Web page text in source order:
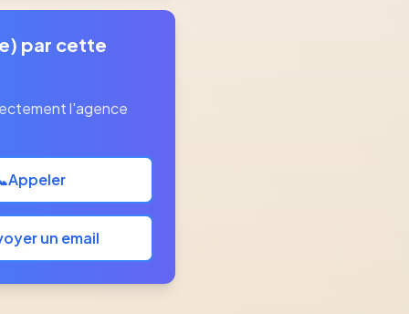
par cette
l'agence
Appeler
un email